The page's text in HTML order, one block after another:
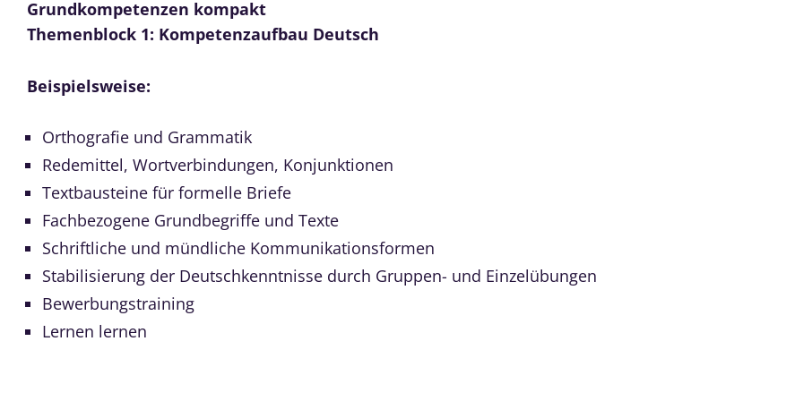
Grundkompetenzen kompakt
Themenblock 1: Kompetenzaufbau Deutsch
Beispielsweise:
Orthografie und Grammatik
Redemittel, Wortverbindungen, Konjunktionen
Textbausteine für formelle Briefe
Fachbezogene Grundbegriffe und Texte
Schriftliche und mündliche Kommunikationsformen
Stabilisierung der Deutschkenntnisse durch Gruppen- und Einzelübungen
Bewerbungstraining
Lernen lernen